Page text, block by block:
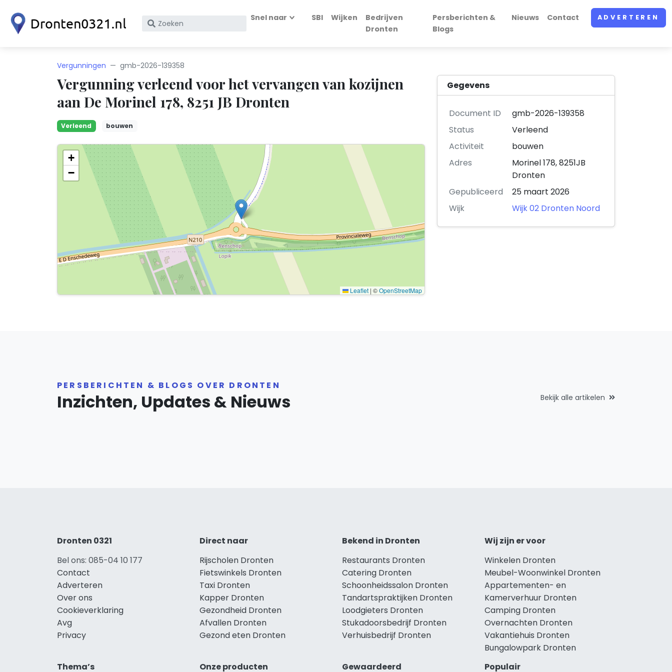
Zoek
of
nummer
Snel naar SBI Wijken
Bedrijven
Dronten
Persberichten &
Blogs
Nieuws Contact ADVERTEREN
Vergunningen gmb-2026-139358
Vergunning verleend voor het vervangen van kozijnen
aan De Morinel 178, 8251 JB Dronten
Verleend bouwen
+
−
Leaflet | ©OpenStreetMap
Gegevens
Document ID
gmb-2026-139358
Status
Verleend
Activiteit
bouwen
Adres
Morinel 178, 8251JB
Dronten
Gepubliceerd
25 maart 2026
Wijk
Wijk 02 Dronten Noord
PERSBERICHTEN & BLOGS OVER DRONTEN
Inzichten, Updates & Nieuws Bekijk alle artikelen
Dronten 0321
Bel ons: 085-04 10 177
Contact
Adverteren
Over ons
Cookieverklaring
Avg
Privacy
Direct naar
Rijscholen Dronten
Fietswinkels Dronten
Taxi Dronten
Kapper Dronten
Gezondheid Dronten
Afvallen Dronten
Gezond eten Dronten
Bekend in Dronten
Restaurants Dronten
Catering Dronten
Schoonheidssalon Dronten
Tandartspraktijken Dronten
Loodgieters Dronten
Stukadoorsbedrijf Dronten
Verhuisbedrijf Dronten
Wij zijn er voor
Winkelen Dronten
Meubel-Woonwinkel Dronten
Appartementen- en
Kamerverhuur Dronten
Camping Dronten
Overnachten Dronten
Vakantiehuis Dronten
Bungalowpark Dronten
Thema’s
Onze producten Gewaardeerd Populair